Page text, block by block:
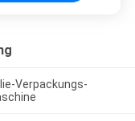
Verpackungs-